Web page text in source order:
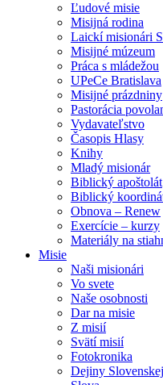
Ľudové misie
Misijná rodina
Laickí misionári
Misijné múzeum
Práca s mládežou
UPeCe Bratislava
Misijné prázdniny
Pastorácia
Vydavateľstvo
Časopis Hlasy
Knihy
Mladý misionár
Biblický apoštolát
Biblický
Obnova – Renew
Exercície – kurzy
Materiály na
Misie
Naši misionári
Vo svete
Naše osobnosti
Dar na misie
Z misií
Svätí misií
Fotokronika
Dejiny